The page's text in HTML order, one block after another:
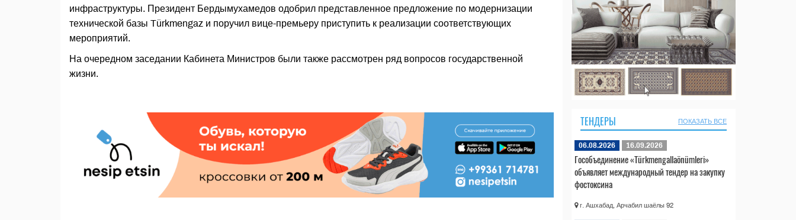
инфраструктуры. Президент Бердымухамедов одобрил представленное предложение по модернизации
технической базы Türkmengaz и поручил вице-премьеру приступить к реализации соответствующих
мероприятий.
На очередном заседании Кабинета Министров были также рассмотрен ряд вопросов государственной
жизни.
ТЕНДЕРЫ ПОКАЗАТЬ ВСЕ
06.08.2026 16.09.2026
Гособъединение «Türkmengallaönümleri»
объявляет международный тендер на закупку
фостоксина
г. Ашхабад, Арчабил шаёлы 92